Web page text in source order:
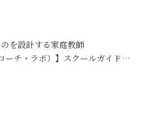
を設計する家庭教師
ーチ・ラボ）】スクールガイド…